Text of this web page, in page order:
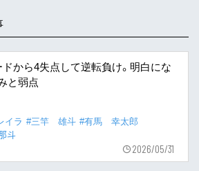
から4失点して逆転負け。明白にな
と弱点
イラ #三竿 雄斗 #有馬 幸太郎
斗
2026/05/31